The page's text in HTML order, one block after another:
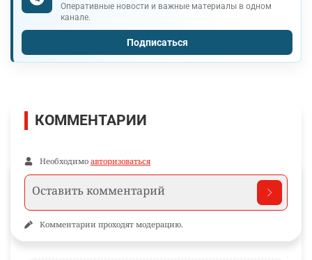
Оперативные новости и важные материалы в одном
канале.
Подписаться
КОММЕНТАРИИ
Необходимо авторизоваться
Комментарии проходят модерацию.